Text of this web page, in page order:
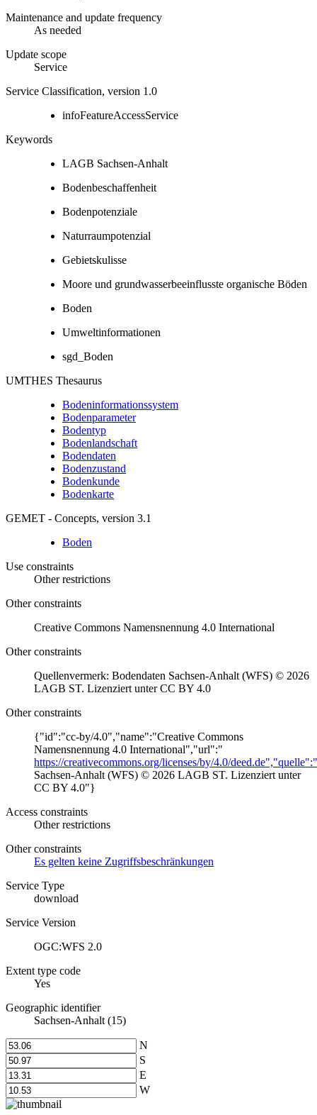
Maintenance and update frequency
As needed
Update scope
Service
Service Classification, version 1.0
infoFeatureAccessService
Keywords
LAGB Sachsen-Anhalt
Bodenbeschaffenheit
Bodenpotenziale
Naturraumpotenzial
Gebietskulisse
Moore und grundwasserbeeinflusste organische Böden
Boden
Umweltinformationen
sgd_Boden
UMTHES Thesaurus
Bodeninformationssystem
Bodenparameter
Bodentyp
Bodenlandschaft
Bodendaten
Bodenzustand
Bodenkunde
Bodenkarte
GEMET - Concepts, version 3.1
Boden
Use constraints
Other restrictions
Other constraints
Creative Commons Namensnennung 4.0 International
Other constraints
Quellenvermerk: Bodendaten Sachsen-Anhalt (WFS) © 2026
LAGB ST. Lizenziert unter CC BY 4.0
Other constraints
{"id":"cc-by/4.0","name":"Creative Commons
Namensnennung 4.0 International","url":"
https://creativecommons.org/licenses/by/4.0/
Sachsen-Anhalt (WFS) © 2026 LAGB ST. Lizenziert unter
CC BY 4.0"}
Access constraints
Other restrictions
Other constraints
Es gelten keine Zugriffsbeschränkungen
Service Type
download
Service Version
OGC:WFS 2.0
Extent type code
Yes
Geographic identifier
Sachsen-Anhalt (15)
N
S
E
W